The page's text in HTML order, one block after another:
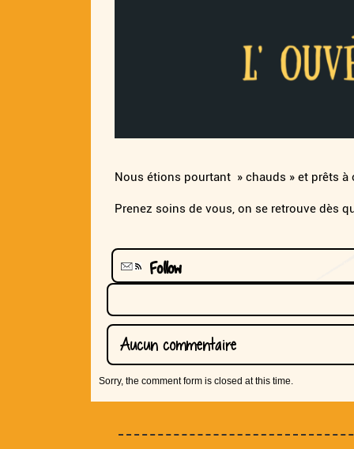
Nous étions pourtant » chauds » et prêts à
Prenez soins de vous, on se retrouve dès
Follow
Aucun commentaire
Sorry, the comment form is closed at this time.